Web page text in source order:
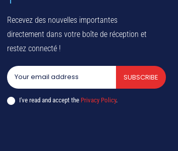
Recevez des nouvelles importantes
directement dans votre boîte de réception et
restez connecté !
SUBSCRIBE
I've read and accept the Privacy Policy.